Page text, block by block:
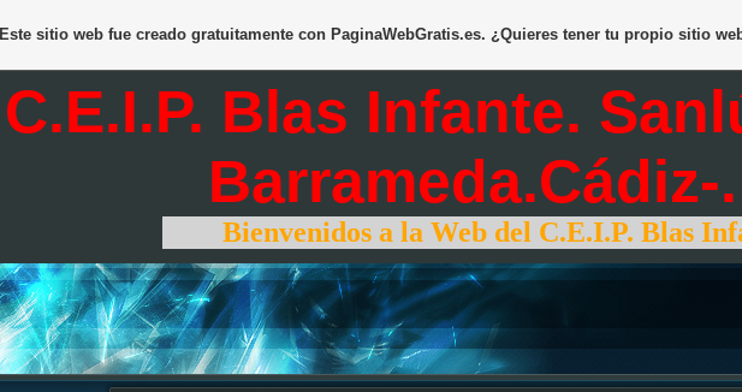
C.E.I.P. Blas Infante.
Barrameda.Cádiz-.
Bienvenidos a la Web del C.E.I.P. Blas
Este sitio web fue creado gratuitamente con PaginaWebGratis.es. ¿Quieres tener tu propio sitio